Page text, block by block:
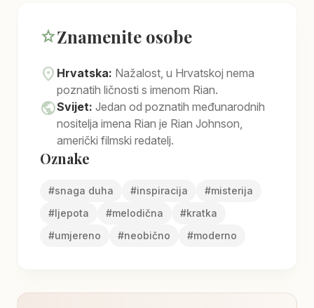
starZnamenite osobe
location_on Hrvatska: Nažalost, u Hrvatskoj nema
poznatih ličnosti s imenom Rian.
publicSvijet: Jedan od poznatih međunarodnih
nositelja imena Rian je Rian Johnson,
američki filmski redatelj.
Oznake
#snaga duha #inspiracija #misterija
#ljepota #melodična #kratka
#umjereno #neobično #moderno